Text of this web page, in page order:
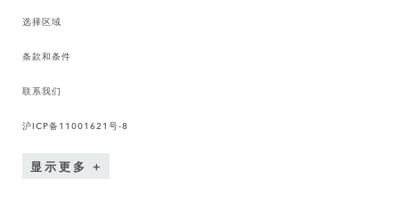
选择区域
条款和条件
联系我们
沪ICP备11001621号-8
显示更多